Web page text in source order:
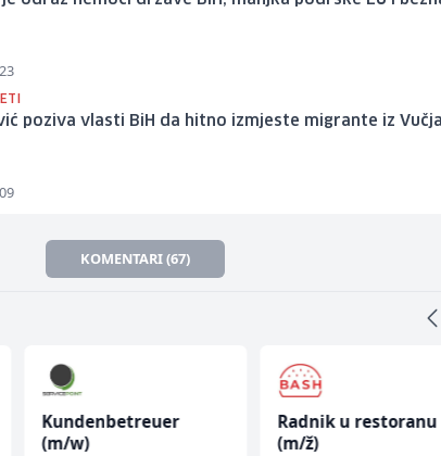
poziva vlasti BiH da hitno izmjeste migrante iz
KOMENTARI (67)
Kundenbetreuer
(m/w)
Radnik u restoranu
(m/ž)